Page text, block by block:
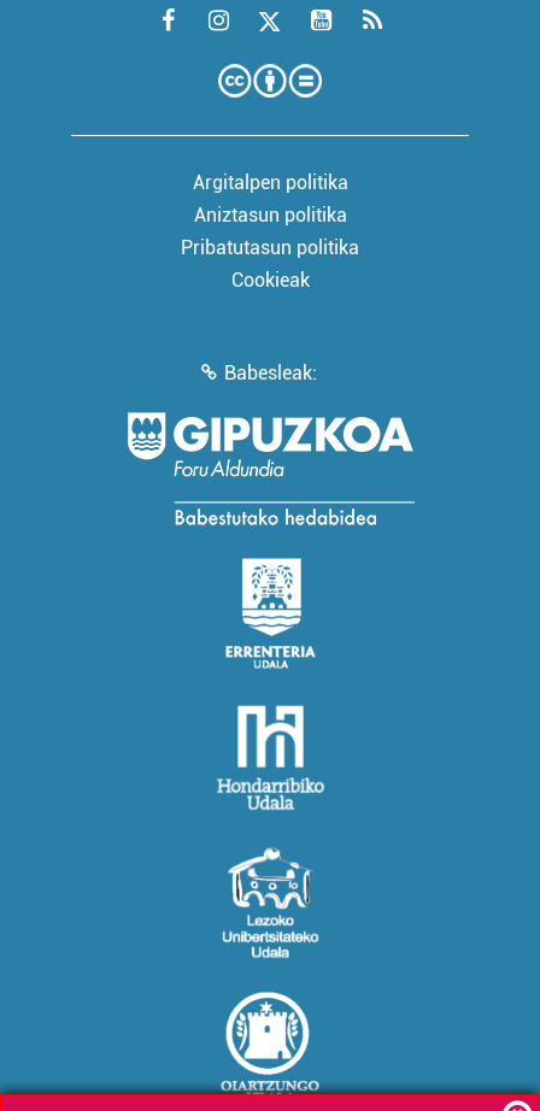
Argitalpen politika
Aniztasun politika
Pribatutasun politika
Cookieak
Babesleak: